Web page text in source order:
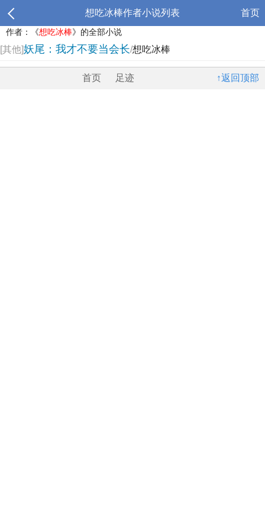
想吃冰棒作者小说列表 首页
作者：《想吃冰棒》的全部小说
[其他]妖尾：我才不要当会长/想吃冰棒
↑返回顶部
首页 足迹